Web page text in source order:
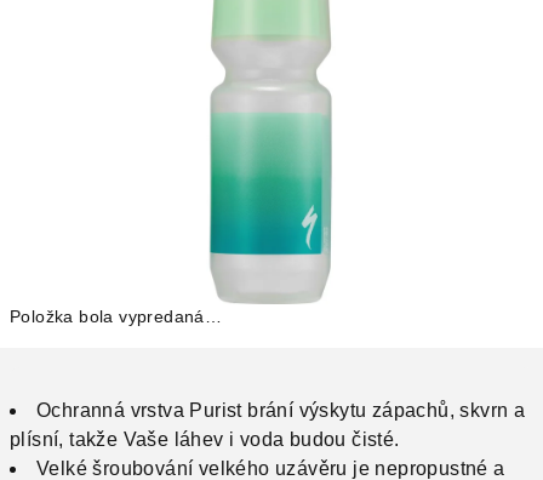
Položka bola vypredaná…
Ochranná vrstva Purist brání výskytu zápachů, skvrn a
plísní, takže Vaše láhev i voda budou čisté.
Velké šroubování velkého uzávěru je nepropustné a